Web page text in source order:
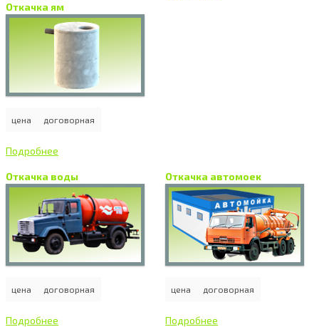
Откачка ям
цена договорная
Подробнее
Откачка воды
цена договорная
Подробнее
Откачка автомоек
цена договорная
Подробнее